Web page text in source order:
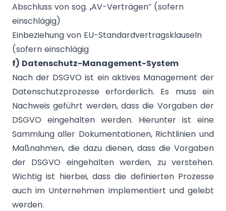
Abschluss von sog. „AV-Verträgen“ (sofern
einschlägig)
Einbeziehung von EU-Standardvertragsklauseln
(sofern einschlägig
f) Datenschutz-Management-System
Nach der DSGVO ist ein aktives Management der
Datenschutzprozesse erforderlich. Es muss ein
Nachweis geführt werden, dass die Vorgaben der
DSGVO eingehalten werden. Hierunter ist eine
Sammlung aller Dokumentationen, Richtlinien und
Maßnahmen, die dazu dienen, dass die Vorgaben
der DSGVO eingehalten werden, zu verstehen.
Wichtig ist hierbei, dass die definierten Prozesse
auch im Unternehmen implementiert und gelebt
werden.